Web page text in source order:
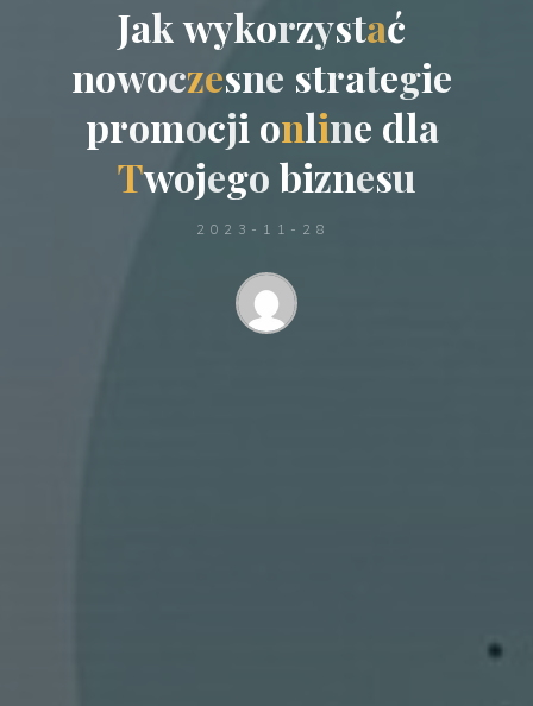
Jak wykorzystać
nowoczesne strategie
promocji online dla
Twojego biznesu
2023-11-28